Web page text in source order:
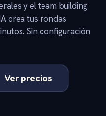
y el team building
crea tus rondas
Sin configuración
Ver precios